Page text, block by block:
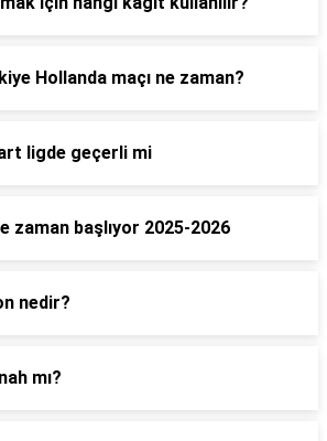
Hollanda maçı ne zaman?
ligde geçerli mi
zaman başlıyor 2025-2026
nedir?
mı?